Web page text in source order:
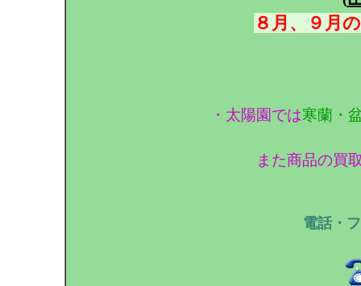
８月、９月
・太陽園では寒蘭・
また商品の買
電話・